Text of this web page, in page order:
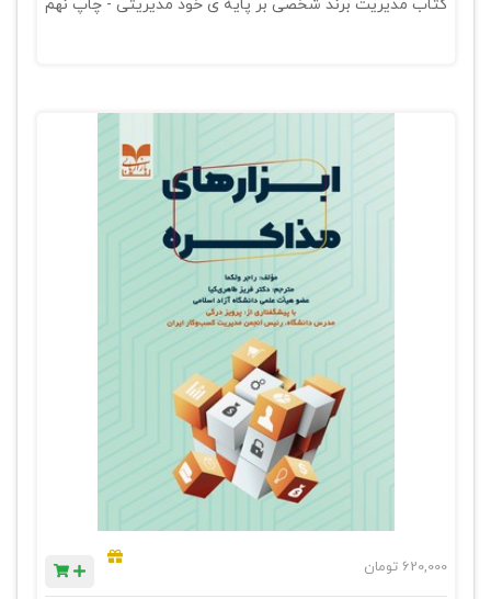
کتاب مدیریت برند شخصی بر پایه ی خود مدیریتی - چاپ نهم
620,000 تومان